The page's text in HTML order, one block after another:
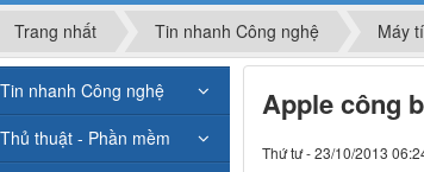
Trang nhất Tin nhanh Công nghệ Máy
Apple công
Thứ tư - 23/10/2013
Tin nhanh Công nghệ
Thủ thuật - Phần mềm